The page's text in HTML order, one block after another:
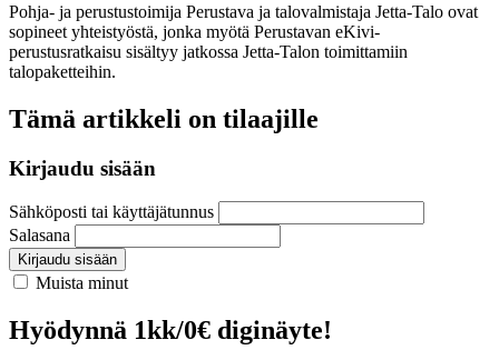
Pohja- ja perustustoimija Perustava ja talovalmistaja Jetta-Talo ovat
sopineet yhteistyöstä, jonka myötä Perustavan eKivi-
perustusratkaisu sisältyy jatkossa Jetta-Talon toimittamiin
talopaketteihin.
Tämä artikkeli on tilaajille
Kirjaudu sisään
Sähköposti tai käyttäjätunnus
Salasana
Kirjaudu sisään
Muista minut
Hyödynnä 1kk/0€ diginäyte!